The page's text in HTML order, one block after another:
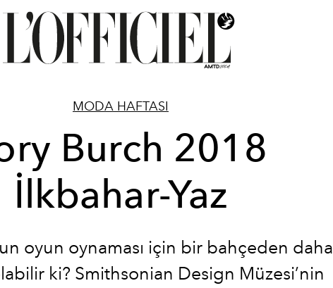
MODA HAFTASI
Burch 2018
İlkbahar-Yaz
oyun oynaması için bir bahçeden daha
ki? Smithsonian Design Müzesi’nin